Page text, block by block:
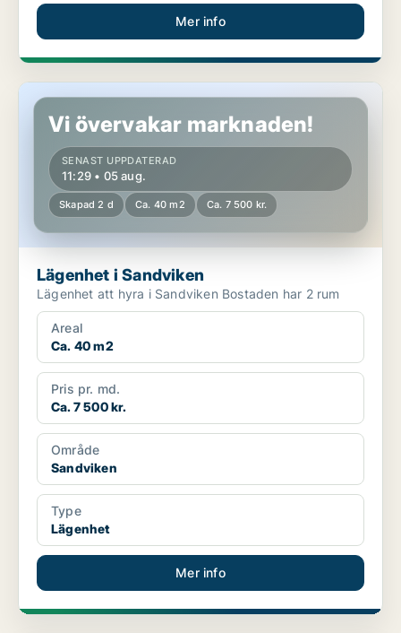
Mer info
Lägenhet i Sandviken
Vi övervakar marknaden!
SENAST UPPDATERAD
11:29 • 05 aug.
Skapad 2 d Ca. 40 m2 Ca. 7 500 kr.
Lägenhet i Sandviken
Lägenhet att hyra i Sandviken Bostaden har 2 rum
Areal
Ca. 40 m2
Pris pr. md.
Ca. 7 500 kr.
Område
Sandviken
Type
Lägenhet
Mer info